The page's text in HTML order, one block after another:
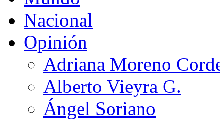
Nacional
Opinión
Adriana Moreno
Alberto Vieyra G.
Ángel Soriano